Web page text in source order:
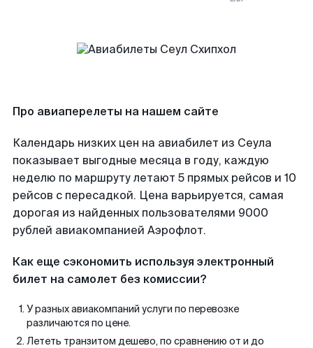
Про авиаперелеты на нашем сайте
Календарь низких цен на авиабилет из Сеула
показывает выгодные месяца в году, каждую
неделю по маршруту летают 5 прямых рейсов и 10
рейсов с пересадкой. Цена варьируется, самая
дорогая из найденных пользователями 9000
рублей авиакомпанией Аэрофлот.
Как еще сэкономить используя электронный
билет на самолет без комиссии?
У разных авиакомпаний услуги по перевозке
различаются по цене.
Лететь транзитом дешево, по сравнению от и до